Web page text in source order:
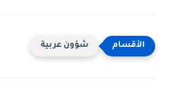
شؤون عربية